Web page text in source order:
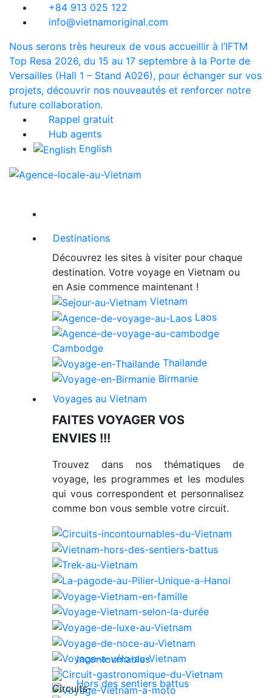
+84 913 025 122
info@vietnamoriginal.com
Nous serons très heureux de vous accueillir à l’IFTM
Top Resa 2026, du 15 au 17 septembre à la Porte de
Versailles (Hall 1 – Stand A026), pour échanger sur vos
projets, découvrir nos nouveautés et renforcer notre
future collaboration.
Rappel gratuit
Hub agents
English
Destinations
Découvrez les sites à visiter pour chaque
destination. Votre voyage en Vietnam ou
en Asie commence maintenant !
Vietnam
Laos
Cambodge
Thailande
Birmanie
Voyages au Vietnam
FAITES VOYAGER VOS
ENVIES !!!
Trouvez dans nos thématiques de
voyage, les programmes et les modules
qui vous correspondent et personnalisez
comme bon vous semble votre circuit.
Incontournables
Hors des sentiers battus